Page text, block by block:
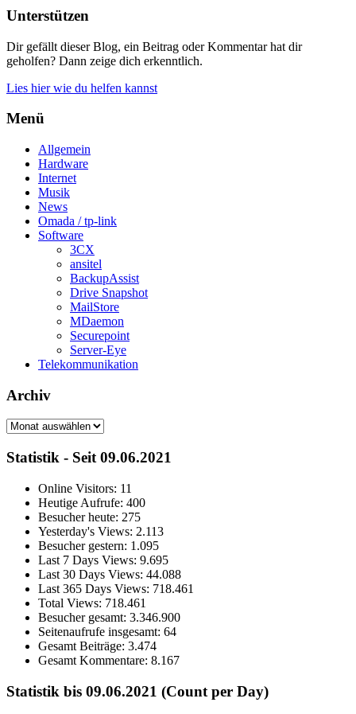
Unterstützen
Dir gefällt dieser Blog, ein Beitrag oder Kommentar hat dir
geholfen? Dann zeige dich erkenntlich.
Lies hier wie du helfen kannst
Menü
Allgemein
Hardware
Internet
Musik
News
Omada / tp-link
Software
3CX
ansitel
BackupAssist
Drive Snapshot
MailStore
MDaemon
Securepoint
Server-Eye
Telekommunikation
Archiv
Archiv
Statistik - Seit 09.06.2021
Online Visitors: 11
Heutige Aufrufe: 400
Besucher heute: 275
Yesterday's Views: 2.113
Besucher gestern: 1.095
Last 7 Days Views: 9.695
Last 30 Days Views: 44.088
Last 365 Days Views: 718.461
Total Views: 718.461
Besucher gesamt: 3.346.900
Seitenaufrufe insgesamt: 64
Gesamt Beiträge: 3.474
Gesamt Kommentare: 8.167
Statistik bis 09.06.2021 (Count per Day)